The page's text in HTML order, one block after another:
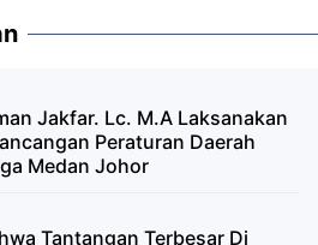
Jakfar. Lc. M.A Laksanakan
Peraturan Daerah
Medan Johor
Tantangan Terbesar Di